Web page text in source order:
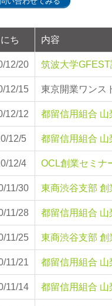
ち 内容
12/20 筑波大学
12/15 東京開業ワンス
12/12 都留信用組合
12/5 都留信用組合
12/4 OCL創業セミナ
11/30 東商渋谷支部
11/28 都留信用組合
11/25 東商渋谷支部
11/21 都留信用組合
11/14 都留信用組合